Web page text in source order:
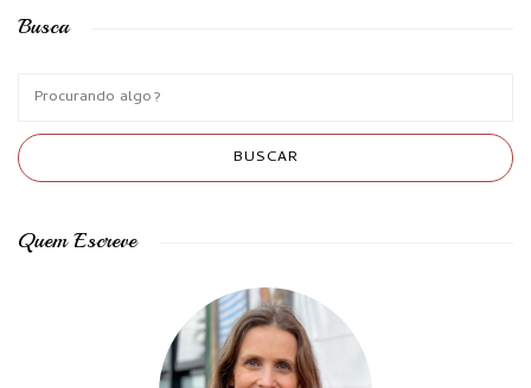
Busca
Quem Escreve